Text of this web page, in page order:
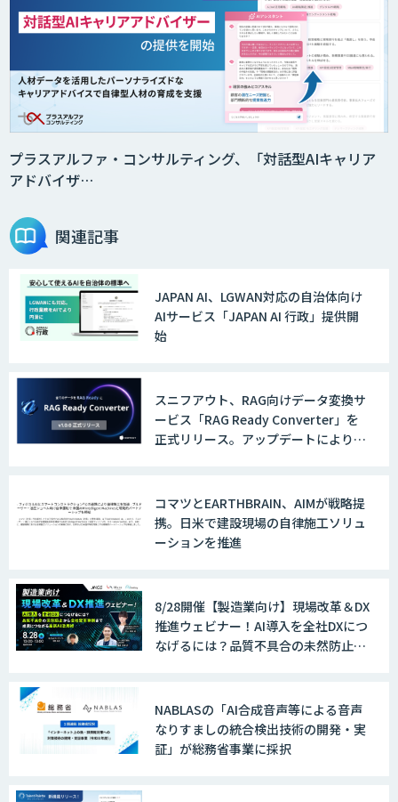
プラスアルファ・コンサルティング、「対話型AIキャリア
アドバイザ…
関連記事
JAPAN AI、LGWAN対応の自治体向け
AIサービス「JAPAN AI 行政」提供開
始
スニフアウト、RAG向けデータ変換サ
ービス「RAG Ready Converter」を
正式リリース。アップデートにより変
コマツとEARTHBRAIN、AIMが戦略提
携。日米で建設現場の自律施工ソリュ
ーションを推進
8/28開催【製造業向け】現場改革＆DX
推進ウェビナー！AI導入を全社DXにつ
なげるには？品質不具合の未然防止か
NABLASの「AI合成音声等による音声
なりすましの統合検出技術の開発・実
証」が総務省事業に採択